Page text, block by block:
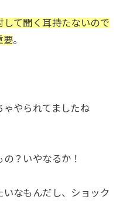
て聞く耳持たないので
要。
やられてましたね
？いやなるか！
なもんだし、ショック